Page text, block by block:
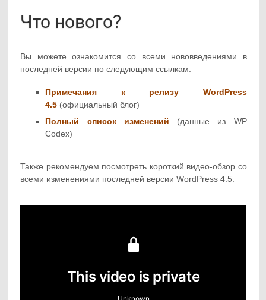
Что нового?
Вы можете ознакомится со всеми нововведениями в
последней версии по следующим ссылкам:
Примечания к релизу WordPress
4.5 (официальный блог)
Полный список изменений (данные из WP
Codex)
Также рекомендуем посмотреть короткий видео-обзор со
всеми изменениями последней версии WordPress 4.5: